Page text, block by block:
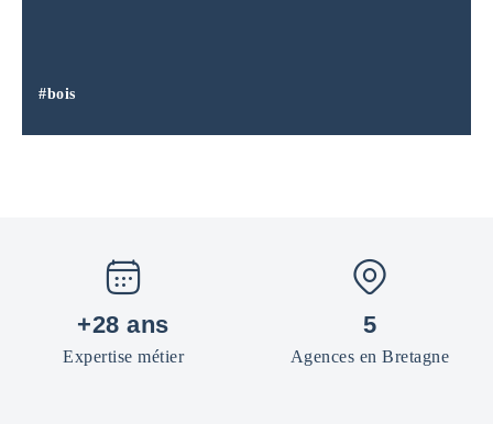
#bois
+28 ans
Expertise métier
5
Agences en Bretagne